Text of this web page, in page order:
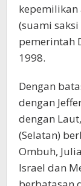
kepemilikan
(suami
pemerintah
1998.
Dengan
dengan
dengan
(Selatan)
Ombuh,
Israel dan